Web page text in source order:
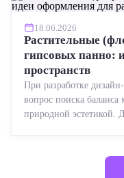
18.06.2026
Растительные
гипсовых панно:
пространств
При разработке
вопрос поиска
природной эстетикой.